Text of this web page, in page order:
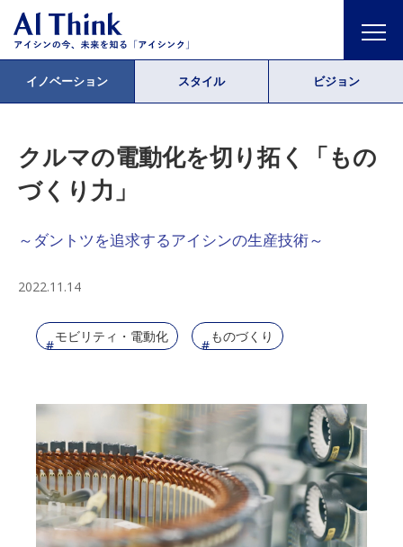
イノベーション スタイル ビジョン
クルマの電動化を切り拓く「もの
づくり力」
～ダントツを追求するアイシンの生産技術～
2022.11.14
モビリティ・電動化 ものづくり